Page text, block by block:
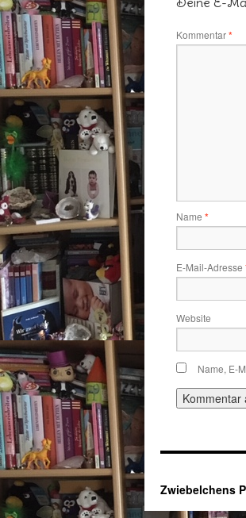
Kommentar*
Name *
E-Mail-Adresse
Website
Name, E-
Zwiebelchens